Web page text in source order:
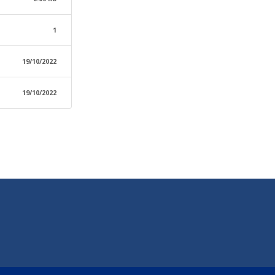
1
19/10/2022
19/10/2022